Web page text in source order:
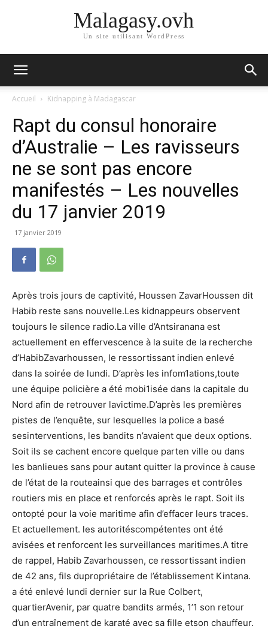
Malagasy.ovh
Un site utilisant WordPress
Accueil Kidnapping à Madagascar
Rapt du consul honoraire
d’Australie – Les ravisseurs
ne se sont pas encore
manifestés – Les nouvelles
du 17 janvier 2019
17 janvier 2019
Après trois jours de captivité, Houssen ZavarHoussen dit
Habib reste sans nouvelle.Les kidnappeurs observent
toujours le silence radio.La ville d’Antsiranana est
actuellement en effervescence à la suite de la recherche
d’HabibZavarhoussen, le ressortissant indien enlevé
dans la soirée de lundi. D’après les infom1ations,toute
une équipe policière a été mobi1isée dans la capitale du
Nord afin de retrouver lavictime.D’après les premières
pistes de l’enquête, sur lesquelles la police a basé
sesinterventions, les bandits n’avaient que deux options.
Soit ils se cachent encore quelque parten ville ou dans
les banlieues sans pour autant quitter la province à cause
de l’état de la routeainsi que des barrages et contrôles
routiers mis en place et renforcés après le rapt. Soit ils
ontopté pour la voie maritime afin d’effacer leurs traces.
Et actuellement. les autoritéscompétentes ont été
avisées et renforcent les surveillances maritimes.A titre
de rappel, Habib Zavarhoussen, ce ressortissant indien
de 42 ans, fils dupropriétaire de l’établissement Kintana.
a été enlevé lundi dernier sur la Rue Colbert,
quartierAvenir, par quatre bandits armés, 1’1 son retour
d’un entraînement de karaté avec sa fille etson chauffeur.